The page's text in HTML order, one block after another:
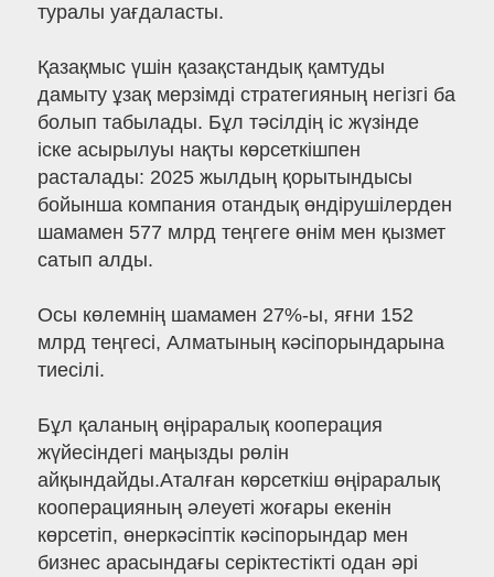
туралы уағдаласты.
Қазақмыс үшін қазақстандық қамтуды
дамыту ұзақ мерзімді стратегияның негізгі ба
болып табылады. Бұл тәсілдің іс жүзінде
іске асырылуы нақты көрсеткішпен
расталады: 2025 жылдың қорытындысы
бойынша компания отандық өндірушілерден
шамамен 577 млрд теңгеге өнім мен қызмет
сатып алды.
Осы көлемнің шамамен 27%-ы, яғни 152
млрд теңгесі, Алматының кәсіпорындарына
тиесілі.
Бұл қаланың өңіраралық кооперация
жүйесіндегі маңызды рөлін
айқындайды.Аталған көрсеткіш өңіраралық
кооперацияның әлеуеті жоғары екенін
көрсетіп, өнеркәсіптік кәсіпорындар мен
бизнес арасындағы серіктестікті одан әрі